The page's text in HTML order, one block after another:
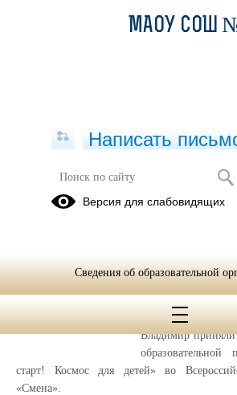
Публикации за
С 28 мая по 17
роста"
Владимир приняли
старт! Космос для детей» во
«Смена».
МАОУ СОШ
Написать
Версия для слабовидящих
Сведения об образовательной